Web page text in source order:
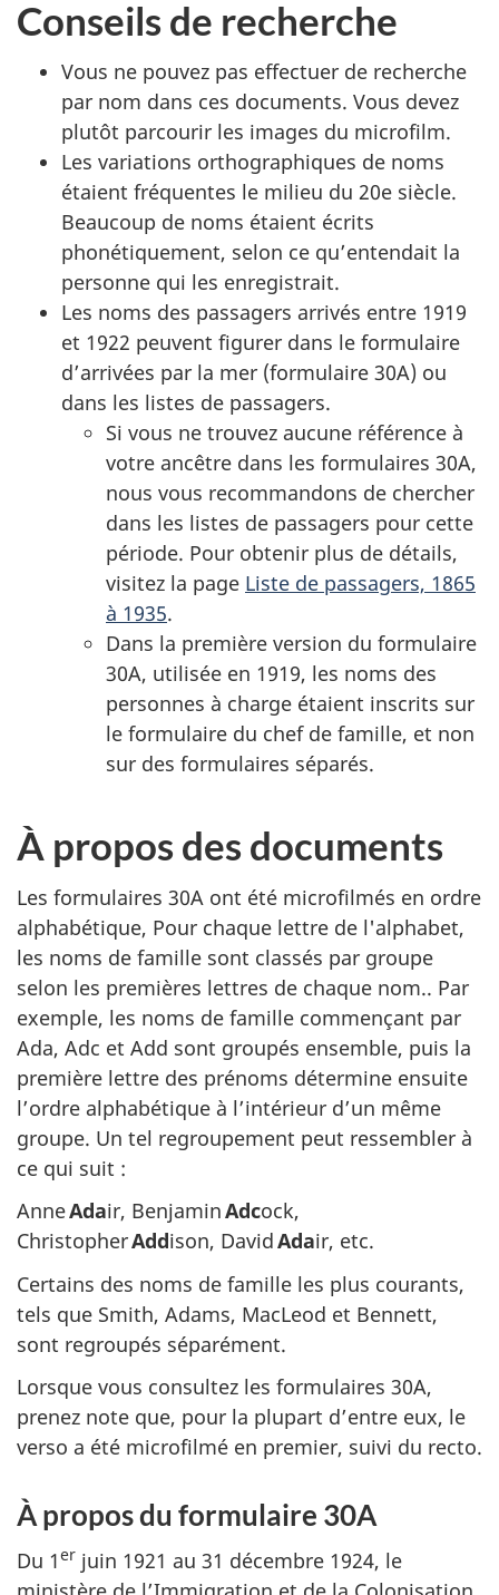
Conseils de recherche
Vous ne pouvez pas effectuer de recherche
par nom dans ces documents. Vous devez
plutôt parcourir les images du microfilm.
Les variations orthographiques de noms
étaient fréquentes le milieu du 20e siècle.
Beaucoup de noms étaient écrits
phonétiquement, selon ce qu’entendait la
personne qui les enregistrait.
Les noms des passagers arrivés entre 1919
et 1922 peuvent figurer dans le formulaire
d’arrivées par la mer (formulaire 30A) ou
dans les listes de passagers.
Si vous ne trouvez aucune référence à
votre ancêtre dans les formulaires 30A,
nous vous recommandons de chercher
dans les listes de passagers pour cette
période. Pour obtenir plus de détails,
visitez la page Liste de passagers, 1865
à 1935.
Dans la première version du formulaire
30A, utilisée en 1919, les noms des
personnes à charge étaient inscrits sur
le formulaire du chef de famille, et non
sur des formulaires séparés.
À propos des documents
Les formulaires 30A ont été microfilmés en ordre
alphabétique, Pour chaque lettre de l'alphabet,
les noms de famille sont classés par groupe
selon les premières lettres de chaque nom.. Par
exemple, les noms de famille commençant par
Ada, Adc et Add sont groupés ensemble, puis la
première lettre des prénoms détermine ensuite
l’ordre alphabétique à l’intérieur d’un même
groupe. Un tel regroupement peut ressembler à
ce qui suit :
AnneAdair, BenjaminAdcock,
ChristopherAddison, DavidAdair, etc.
Certains des noms de famille les plus courants,
tels que Smith, Adams, MacLeod et Bennett,
sont regroupés séparément.
Lorsque vous consultez les formulaires 30A,
prenez note que, pour la plupart d’entre eux, le
verso a été microfilmé en premier, suivi du recto.
À propos du formulaire 30A
Du 1er juin 1921 au 31 décembre 1924, le